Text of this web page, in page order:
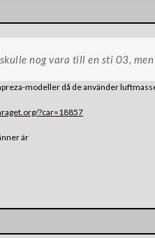
nog vara till en sti 03,
modeller då de använder
?car=18857
är